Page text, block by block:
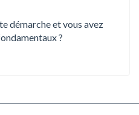
démarche et vous avez
?